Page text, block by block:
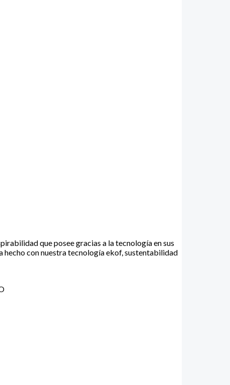
que posee gracias a la tecnología en sus
hecho con nuestra tecnología ekof, sustentabilidad